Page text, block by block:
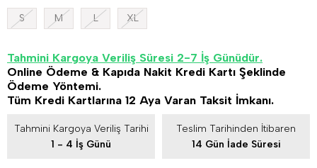
S M L XL
Tahmini Kargoya Veriliş Süresi 2-7 İş Günüdür.
Online Ödeme & Kapıda Nakit Kredi Kartı Şeklinde
Ödeme Yöntemi.
Tüm Kredi Kartlarına 12 Aya Varan Taksit İmkanı.
Tahmini Kargoya Veriliş Tarihi
1 - 4 İş Günü
Teslim Tarihinden İtibaren
14 Gün İade Süresi